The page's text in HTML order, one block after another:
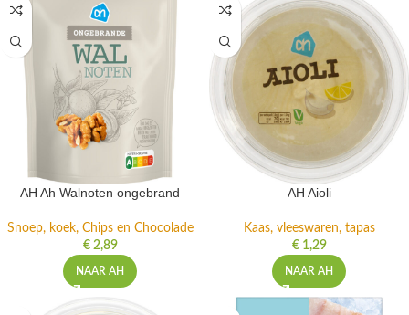
AH Ah Walnoten ongebrand
Snoep, koek, Chips en Chocolade
€2,89
NAAR AH
AH Aioli
Kaas, vleeswaren, tapas
€1,29
NAAR AH